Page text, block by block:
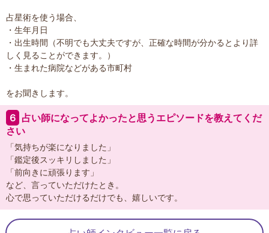
占星術を使う場合、
・生年月日
・出生時間（不明でも大丈夫ですが、正確な時間が分かるとより詳
しく見ることができます。）
・生まれた病院などがある市町村
をお聞きします。
６ 占い師になってよかったと思うエピソードを教えてくだ
さい
「気持ちが楽になりました」
「鑑定後スッキリしました」
「前向きに頑張ります」
など、言っていただけたとき。
心で思っていただけるだけでも、嬉しいです。